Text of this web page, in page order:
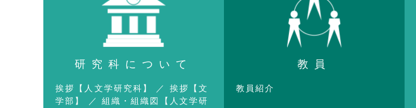
研究科について
挨拶【人文学研究科】
挨拶【文
学部】
組織・組織図【人文学研
教員
教員紹介